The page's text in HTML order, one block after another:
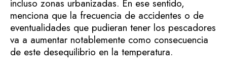
incluso zonas urbanizadas. En ese sentido,
menciona que la frecuencia de accidentes o de
eventualidades que pudieran tener los pescadores
va a aumentar notablemente como consecuencia
de este desequilibrio en la temperatura.